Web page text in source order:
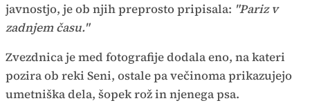
javnostjo, je ob njih preprosto pripisala: "Pariz v
zadnjem času."
Zvezdnica je med fotografije dodala eno, na kateri
pozira ob reki Seni, ostale pa večinoma prikazujejo
umetniška dela, šopek rož in njenega psa.